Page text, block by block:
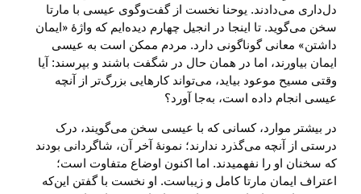
دل‌داری می‌دادند. یوحنا نخست از گفت‌وگوی عیسی با مارتا
سخن می‌گوید. تا اینجا در انجیل چهارم دیده‌ایم که واژهٔ «ایمان
داشتن» معانی گوناگونی دارد. مردم ممکن است به عیسی
ایمان بیاورند، اما در همان حال در شگفت باشند و بپرسند: آیا
وقتی مسیح موعود بیاید، می‌تواند کارهایی بزرگ‌تر از آنچه
عیسی انجام داده است، به‌جا آورد؟
در بیشتر موارد، کسانی که با عیسی سخن می‌گویند، درک
درستی از آنچه می‌گذرد ندارند؛ نمونهٔ آخر آن، شاگردانی بودند
که سخنان او را نفهمیدند. اما اکنون اوضاع متفاوت است؛
اعتراف ایمان مارتا کامل و زیباست. او نخست با گفتن این‌که